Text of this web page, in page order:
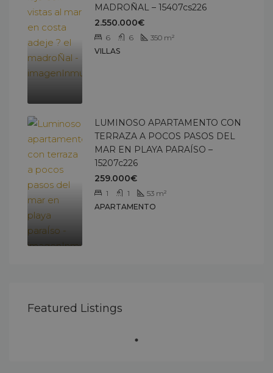
MADROÑAL – 15407cs226
2.550.000€
6 6 350 m²
VILLAS
LUMINOSO APARTAMENTO CON
TERRAZA A POCOS PASOS DEL
MAR EN PLAYA PARAÍSO –
15207c226
259.000€
1 1 53 m²
APARTAMENTO
Featured Listings